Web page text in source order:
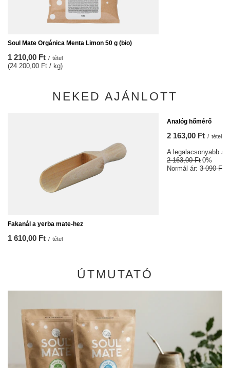
Soul Mate Orgánica Menta Limon 50 g (bio)
1 210,00 Ft / tétel
(24 200,00 Ft / kg)
NEKED AJÁNLOTT
Fakanál a yerba mate-hez
1 610,00 Ft / tétel
Analóg hőmérő
2 163,00 Ft / tétel
A legalacsonyabb
2 163,00 Ft 0%
Normál ár: 3 090 Ft
ÚTMUTATÓ